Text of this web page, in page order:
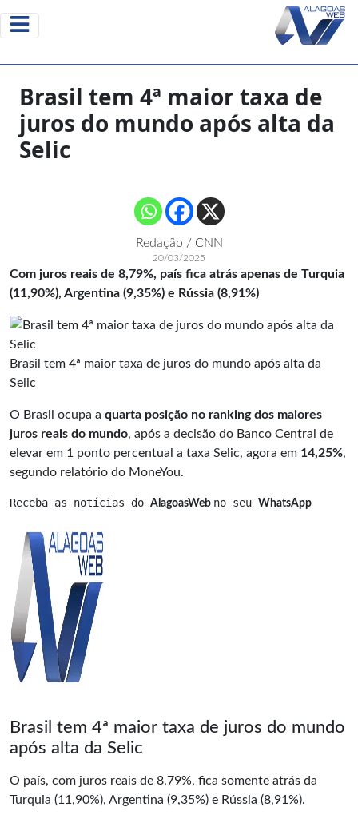
Brasil tem 4ª maior taxa de
juros do mundo após alta da
Selic
Redação / CNN
20/03/2025
Com juros reais de 8,79%, país fica atrás apenas de Turquia
(11,90%), Argentina (9,35%) e Rússia (8,91%)
Brasil tem 4ª maior taxa de juros do mundo após alta da
Selic
O Brasil ocupa a quarta posição no ranking dos maiores
juros reais do mundo, após a decisão do Banco Central de
elevar em 1 ponto percentual a taxa Selic, agora em 14,25%,
segundo relatório do MoneYou.
Receba as notícias do AlagoasWeb no seu WhatsApp
Brasil tem 4ª maior taxa de juros do mundo
após alta da Selic
O país, com juros reais de 8,79%, fica somente atrás da
Turquia (11,90%), Argentina (9,35%) e Rússia (8,91%).